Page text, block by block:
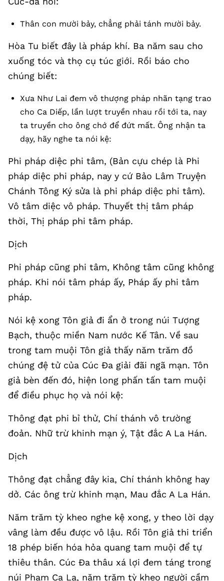
Thân con mười bảy, chẳng phải tánh mười bảy.
Hòa Tu biết đây là pháp khí. Ba năm sau cho
xuống tóc và thọ cụ túc giới. Rồi báo cho
chúng biết:
Xưa Như Lai đem vô thượng pháp nhãn tạng trao
cho Ca Diếp, lần lượt truyền nhau rồi tới ta, nay
ta truyền cho ông chớ để đứt mất. Ông nhận ta
dạy, hãy nghe ta nói kệ:
Phi pháp diệc phi tâm, (Bản cựu chép là Phi
pháp diệc phi pháp, nay y cứ Bảo Lâm Truyện
Chánh Tông Ký sửa là phi pháp diệc phi tâm).
Vô tâm diệc vô pháp. Thuyết thị tâm pháp
thời, Thị pháp phi tâm pháp.
Dịch
Phi pháp cũng phi tâm, Không tâm cũng không
pháp. Khi nói tâm pháp ấy, Pháp ấy phi tâm
pháp.
Nói kệ xong Tôn giả đi ẩn ở trong núi Tượng
Bạch, thuộc miền Nam nước Kế Tân. Về sau
trong tam muội Tôn giả thấy năm trăm đồ
chúng đệ tử của Cúc Đa giải đãi ngã mạn. Tôn
giả bèn đến đó, hiện long phấn tấn tam muội
để điều phục họ và nói kệ:
Thông đạt phi bỉ thử, Chí thánh vô trường
đoản. Nhữ trừ khinh mạn ý, Tật đắc A La Hán.
Dịch
Thông đạt chẳng đây kia, Chí thánh không hay
dở. Các ông trừ khinh mạn, Mau đắc A La Hán.
Năm trăm tỳ kheo nghe kệ xong, y theo lời dạy
vâng làm đều được vô lậu. Rồi Tôn giả thi triển
18 phép biến hóa hỏa quang tam muội để tự
thiêu thân. Cúc Đa thâu xá lợi đem táng trong
núi Phạm Ca La, năm trăm tỳ kheo người cầm